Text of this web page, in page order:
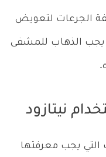
الجرعات لتعويض
يجب الذهاب للمشفى
نيتازود
التي يجب معرفتها